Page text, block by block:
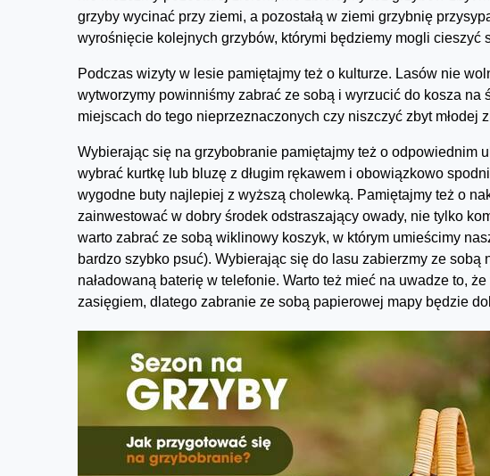
grzyby wycinać przy ziemi, a pozostałą w ziemi grzybnię
wyrośnięcie kolejnych grzybów, którymi będziemy mogli cieszyć
Podczas wizyty w lesie pamiętajmy też o kulturze. Lasów nie
wytworzymy powinniśmy zabrać ze sobą i wyrzucić do kosza
miejscach do tego nieprzeznaczonych czy niszczyć zbyt młodej
Wybierając się na grzybobranie pamiętajmy też o odpowiednim
wybrać kurtkę lub bluzę z długim rękawem i obowiązkowo
wygodne buty najlepiej z wyższą cholewką. Pamiętajmy też o
zainwestować w dobry środek odstraszający owady, nie tylko
warto zabrać ze sobą wiklinowy koszyk, w którym umieścimy
bardzo szybko psuć). Wybierając się do lasu zabierzmy ze
naładowaną baterię w telefonie. Warto też mieć na uwadze to,
zasięgiem, dlatego zabranie ze sobą papierowej mapy będzie